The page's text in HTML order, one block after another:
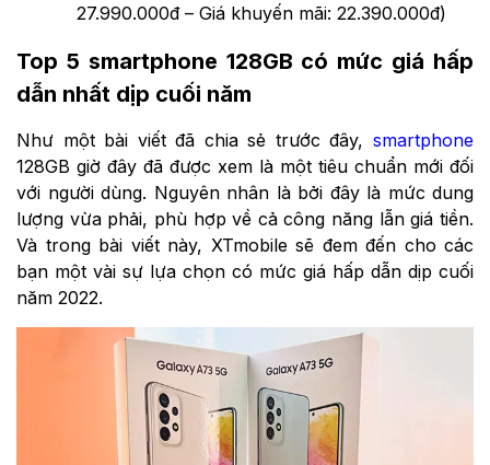
27.990.000đ – Giá khuyến mãi: 22.390.000đ)
Top 5 smartphone 128GB có mức giá hấp
dẫn nhất dịp cuối năm
Như một bài viết đã chia sẻ trước đây, smartphone
128GB giờ đây đã được xem là một tiêu chuẩn mới đối
với người dùng. Nguyên nhân là bởi đây là mức dung
lượng vừa phải, phù hợp về cả công năng lẫn giá tiền.
Và trong bài viết này, XTmobile sẽ đem đến cho các
bạn một vài sự lựa chọn có mức giá hấp dẫn dịp cuối
năm 2022.